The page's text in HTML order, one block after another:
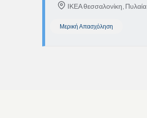
ΙΚΕΑ θεσσαλονίκη, Πυλαία
Μερική Απασχόληση